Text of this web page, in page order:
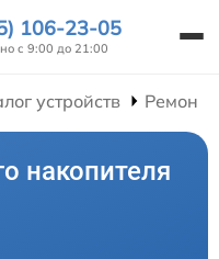
106-23-05
с 9:00 до 21:00
устройств Ремонт
накопителя